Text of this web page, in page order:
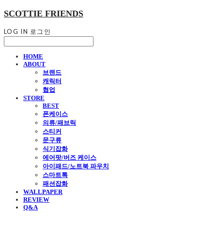
SCOTTIE FRIENDS
LOG IN 로그인
HOME
ABOUT
브랜드
캐릭터
협업
STORE
BEST
폰케이스
의류/패브릭
스티커
문구류
식기잡화
에어팟/버즈 케이스
아이패드/노트북 파우치
스마트톡
패션잡화
WALLPAPER
REVIEW
Q&A